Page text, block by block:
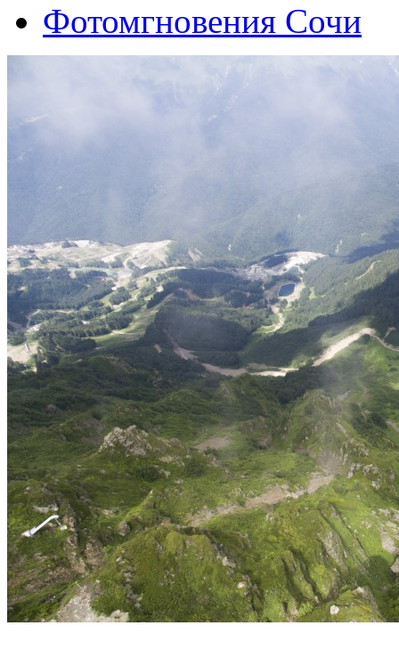
Фотомгновения Сочи